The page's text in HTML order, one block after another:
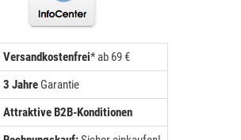
Versandkostenfrei* ab 69 €
3 JahreGarantie
Attraktive B2B-Konditionen